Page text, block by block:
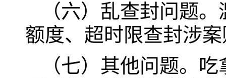
（六）乱查封问题
额度、超时限查封涉
（七）其他问题。